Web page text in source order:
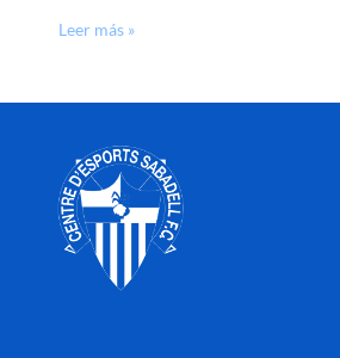
Leer más »